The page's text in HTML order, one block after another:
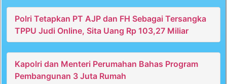
Polri Tetapkan PT AJP dan FH Sebagai Tersangka
TPPU Judi Online, Sita Uang Rp 103,27 Miliar
Kapolri dan Menteri Perumahan Bahas Program
Pembangunan 3 Juta Rumah